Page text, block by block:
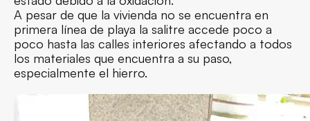
A pesar de que la vivienda no se encuentra en
primera línea de playa la salitre accede poco a
poco hasta las calles interiores afectando a todos
los materiales que encuentra a su paso,
especialmente el hierro.